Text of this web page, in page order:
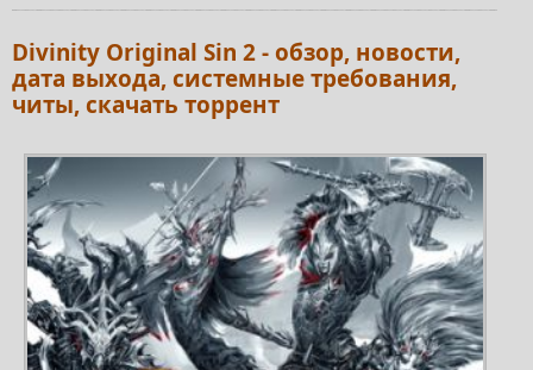
Divinity Original Sin 2 - обзор, новости,
дата выхода, системные требования,
читы, скачать торрент